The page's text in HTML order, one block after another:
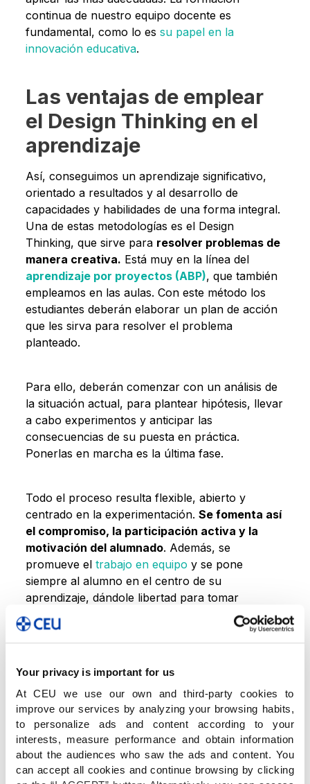
Your privacy is important for us
At CEU we use our own and third-party cookies to
improve our services by analyzing your browsing habits,
to personalize ads and content according to your
interests, measure performance and obtain information
about the audiences who saw the ads and content. You
can accept all cookies and continue browsing by clicking
continua de nuestro equipo docente es
fundamental, como lo es su papel en la
innovación educativa.
Las ventajas de emplear
el Design Thinking en el
aprendizaje
Así, conseguimos un aprendizaje significativo,
orientado a resultados y al desarrollo de
capacidades y habilidades de una forma integral.
Una de estas metodologías es el Design
Thinking, que sirve para resolver problemas de
manera creativa. Está muy en la línea del
aprendizaje por proyectos (ABP), que también
empleamos en las aulas. Con este método los
estudiantes deberán elaborar un plan de acción
que les sirva para resolver el problema
planteado.
Para ello, deberán comenzar con un análisis de
la situación actual, para plantear hipótesis, llevar
a cabo experimentos y anticipar las
consecuencias de su puesta en práctica.
Ponerlas en marcha es la última fase.
Todo el proceso resulta flexible, abierto y
centrado en la experimentación. Se fomenta así
el compromiso, la participación activa y la
motivación del alumnado. Además, se
promueve el trabajo en equipo y se pone
siempre al alumno en el centro de su
aprendizaje, dándole libertad para tomar
decisiones e ir moldeando la actividad poco a
poco.